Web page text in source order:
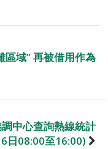
區域” 再被借用作為
中心查詢熱線統計
日08:00至16:00)